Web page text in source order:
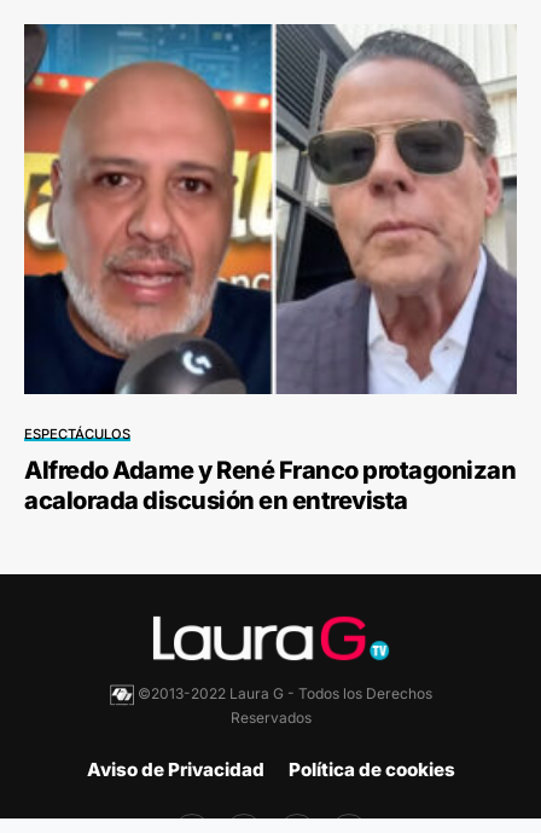
ESPECTÁCULOS
Alfredo Adame y René Franco protagonizan
acalorada discusión en entrevista
©2013-2022 Laura G - Todos los Derechos
Reservados
Aviso de Privacidad Política de cookies